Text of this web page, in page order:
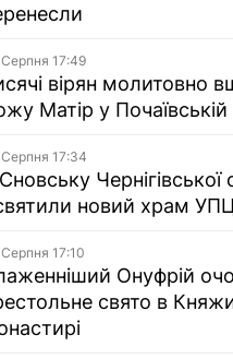
17:49
вірян молитовно
Матір у Почаївській
17:34
Чернігівської
новий храм
17:10
Онуфрій
свято в